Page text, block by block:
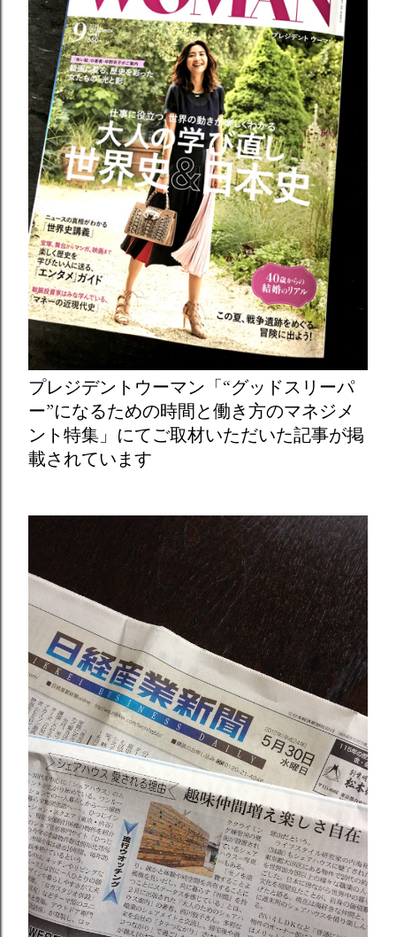
プレジデントウーマン「“グッドスリーパ
ー”になるための時間と働き方のマネジメ
ント特集」にてご取材いただいた記事が掲
載されています